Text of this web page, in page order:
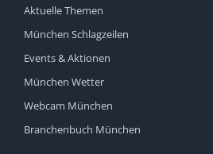
Aktuelle Themen
München Schlagzeilen
Events & Aktionen
München Wetter
Webcam München
Branchenbuch München